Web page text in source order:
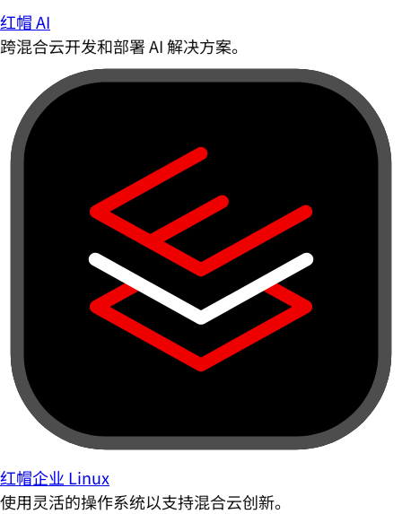
红帽 AI
跨混合云开发和部署 AI 解决方案。
红帽企业 Linux
使用灵活的操作系统以支持混合云创新。